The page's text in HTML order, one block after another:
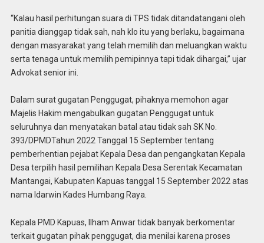
“Kalau hasil perhitungan suara di TPS tidak ditandatangani oleh
panitia dianggap tidak sah, nah klo itu yang berlaku, bagaimana
dengan masyarakat yang telah memilih dan meluangkan waktu
serta tenaga untuk memilih pemipinnya tapi tidak dihargai,” ujar
Advokat senior ini.
Dalam surat gugatan Penggugat, pihaknya memohon agar
Majelis Hakim mengabulkan gugatan Penggugat untuk
seluruhnya dan menyatakan batal atau tidak sah SK No.
393/DPMDTahun 2022 Tanggal 15 September tentang
pemberhentian pejabat Kepala Desa dan pengangkatan Kepala
Desa terpilih hasil pemilihan Kepala Desa Serentak Kecamatan
Mantangai, Kabupaten Kapuas tanggal 15 September 2022 atas
nama Idarwin Kades Humbang Raya.
Kepala PMD Kapuas, Ilham Anwar tidak banyak berkomentar
terkait gugatan pihak penggugat, dia menilai karena proses